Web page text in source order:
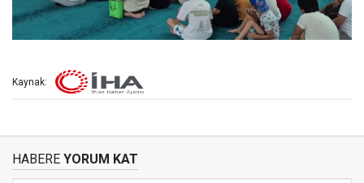
Kaynak:
HABERE YORUM KAT